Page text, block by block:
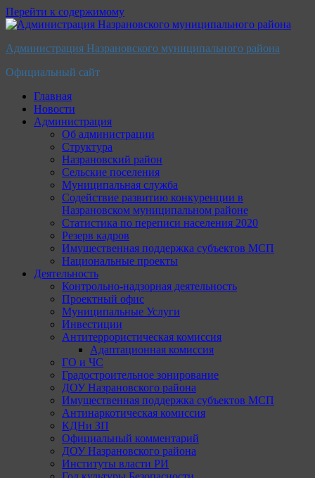
Перейти к содержимому
Администрация Назрановского муниципального района
Официальный сайт
Главная
Новости
Администрация
Об администрации
Структура
Назрановский район
Сельские поселения
Муниципальная служба
Содействие развитию конкуренции в
Назрановском муниципальном районе
Статистика по переписи населения 2020
Резерв кадров
Имущественная поддержка субъектов МСП
Национальные проекты
Деятельность
Контрольно-надзорная деятельность
Проектный офис
Муниципальные Услуги
Инвестиции
Антитеррористическая комиссия
Адаптационная комиссия
ГО и ЧС
Градостроительное зонирование
ДОУ Назрановского района
Имущественная поддержка субъектов МСП
Антинаркотическая комиссия
КДНи ЗП
Официальный комментарий
ДОУ Назрановского района
Институты власти РИ